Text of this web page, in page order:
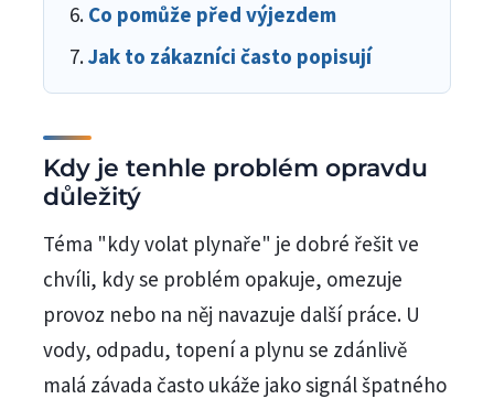
Co pomůže před výjezdem
Jak to zákazníci často popisují
Kdy je tenhle problém opravdu
důležitý
Téma "kdy volat plynaře" je dobré řešit ve
chvíli, kdy se problém opakuje, omezuje
provoz nebo na něj navazuje další práce. U
vody, odpadu, topení a plynu se zdánlivě
malá závada často ukáže jako signál špatného